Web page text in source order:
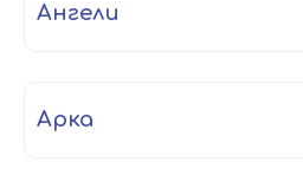
ангели
арка